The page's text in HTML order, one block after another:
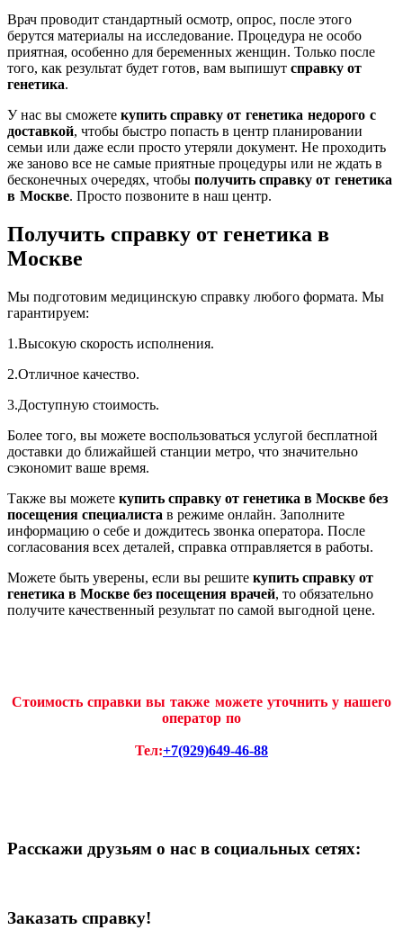
Врач проводит стандартный осмотр, опрос, после этого
берутся материалы на исследование. Процедура не особо
приятная, особенно для беременных женщин. Только после
того, как результат будет готов, вам выпишут справку от
генетика.
У нас вы сможете купить справку от генетика недорого с
доставкой, чтобы быстро попасть в центр планировании
семьи или даже если просто утеряли документ. Не проходить
же заново все не самые приятные процедуры или не ждать в
бесконечных очередях, чтобы получить справку от генетика
в Москве. Просто позвоните в наш центр.
Получить справку от генетика в
Москве
Мы подготовим медицинскую справку любого формата. Мы
гарантируем:
1.Высокую скорость исполнения.
2.Отличное качество.
3.Доступную стоимость.
Более того, вы можете воспользоваться услугой бесплатной
доставки до ближайшей станции метро, что значительно
сэкономит ваше время.
Также вы можете купить справку от генетика в Москве без
посещения специалиста в режиме онлайн. Заполните
информацию о себе и дождитесь звонка оператора. После
согласования всех деталей, справка отправляется в работы.
Можете быть уверены, если вы решите купить справку от
генетика в Москве без посещения врачей, то обязательно
получите качественный результат по самой выгодной цене.
Стоимость справки вы также можете уточнить у нашего
оператор по
Тел:+7(929)649-46-88
Расскажи друзьям о нас в социальных сетях:
Заказать справку!